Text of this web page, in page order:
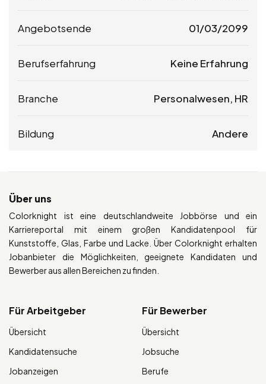
Angebotsende 01/03/2099
Berufserfahrung Keine Erfahrung
Branche Personalwesen, HR
Bildung Andere
Über uns
Colorknight ist eine deutschlandweite Jobbörse und ein
Karriereportal mit einem großen Kandidatenpool für
Kunststoffe, Glas, Farbe und Lacke. Über Colorknight erhalten
Jobanbieter die Möglichkeiten, geeignete Kandidaten und
Bewerber aus allen Bereichen zu finden.
Für Arbeitgeber
Übersicht
Kandidatensuche
Jobanzeigen
Für Bewerber
Übersicht
Jobsuche
Berufe